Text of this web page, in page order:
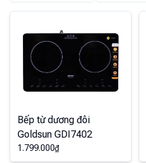
Bếp từ dương đôi
Goldsun GDI7402
1.799.000₫